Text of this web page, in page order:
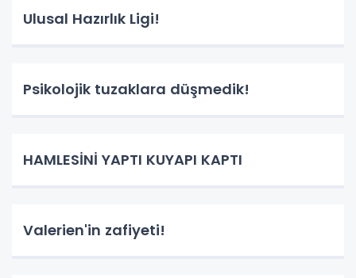
Ulusal Hazırlık Ligi!
Psikolojik tuzaklara düşmedik!
HAMLESİNİ YAPTI KUYAPI KAPTI
Valerien'in zafiyeti!